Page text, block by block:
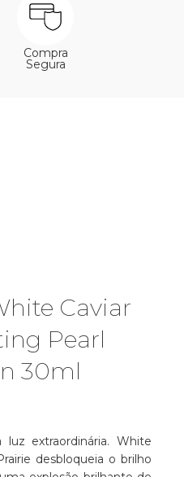
Compra
Segura
Caviar
Pearl
30ml
extraordinária. White
desbloqueia o brilho